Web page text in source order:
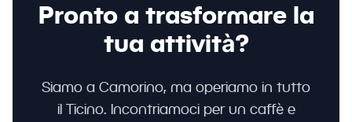
Pronto a trasformare la
tua attività?
Siamo a Camorino, ma operiamo in tutto
il Ticino. Incontriamoci per un caffè e